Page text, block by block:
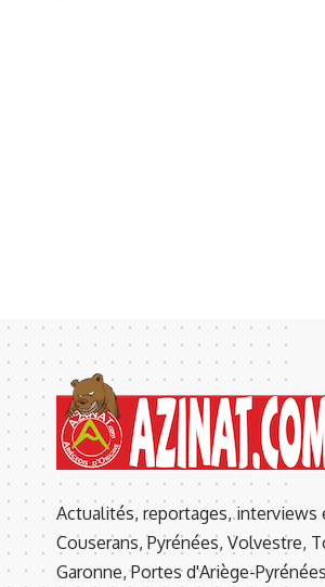
Actualités, reportages, interviews
Couserans, Pyrénées, Volvestre,
Garonne, Portes d'Ariège-